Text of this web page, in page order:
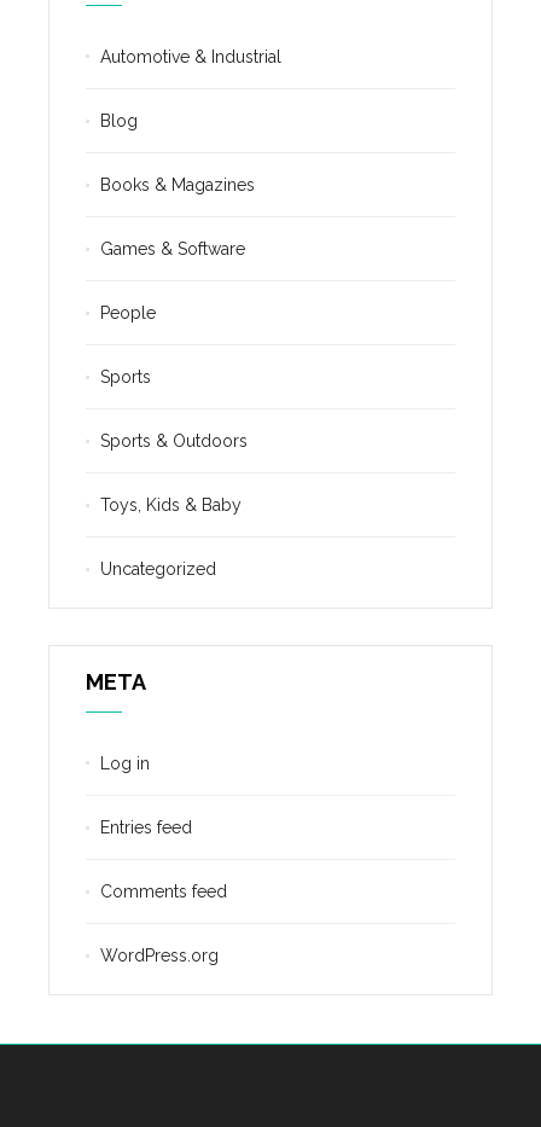
Automotive & Industrial
Blog
Books & Magazines
Games & Software
People
Sports
Sports & Outdoors
Toys, Kids & Baby
Uncategorized
META
Log in
Entries feed
Comments feed
WordPress.org